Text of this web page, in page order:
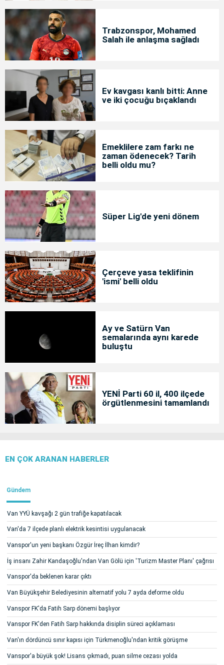
Trabzonspor, Mohamed
Salah ile anlaşma sağladı
Ev kavgası kanlı bitti: Anne
ve iki çocuğu bıçaklandı
Emeklilere zam farkı ne
zaman ödenecek? Tarih
belli oldu mu?
Süper Lig'de yeni dönem
Çerçeve yasa teklifinin
'ismi' belli oldu
Ay ve Satürn Van
semalarında aynı karede
buluştu
YENİ Parti 60 il, 400 ilçede
örgütlenmesini tamamlandı
EN ÇOK ARANAN HABERLER
Gündem
Van YYÜ kavşağı 2 gün trafiğe kapatılacak
Van'da 7 ilçede planlı elektrik kesintisi uygulanacak
Vanspor'un yeni başkanı Özgür İreç İlhan kimdir?
İş insanı Zahir Kandaşoğlu'ndan Van Gölü için 'Turizm Master Planı' çağrısı
Vanspor'da beklenen karar çıktı
Van Büyükşehir Belediyesinin alternatif yolu 7 ayda deforme oldu
Vanspor FK'da Fatih Sarp dönemi başlıyor
Vanspor FK'den Fatih Sarp hakkında disiplin süreci açıklaması
Van'ın dördüncü sınır kapısı için Türkmenoğlu'ndan kritik görüşme
Vanspor'a büyük şok! Lisans çıkmadı, puan silme cezası yolda